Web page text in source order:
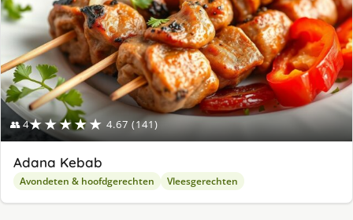
👥 4★★★★★ 4.67 (141)
Adana Kebab
Avondeten & hoofdgerechten Vleesgerechten